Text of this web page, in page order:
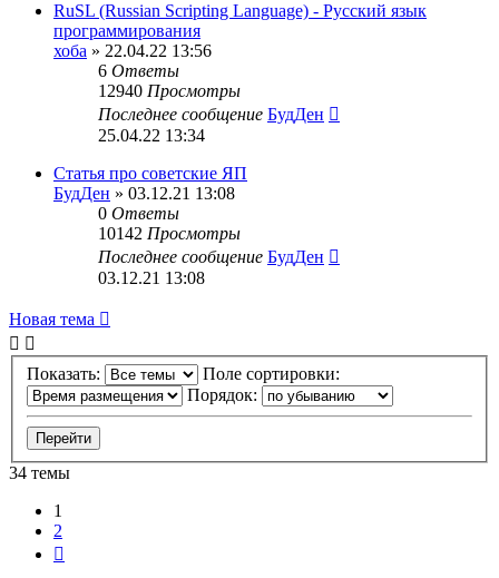
RuSL (Russian Scripting Language) - Русский язык
программирования
хоба » 22.04.22 13:56
6 Ответы
12940 Просмотры
Последнее сообщение БудДен
25.04.22 13:34
Статья про советские ЯП
БудДен » 03.12.21 13:08
0 Ответы
10142 Просмотры
Последнее сообщение БудДен
03.12.21 13:08
Новая тема
Показать:
Поле сортировки:
Порядок:
34 темы
1
2